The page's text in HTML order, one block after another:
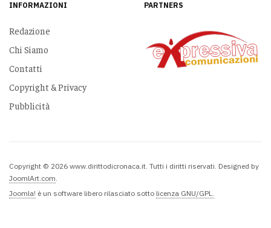
INFORMAZIONI
Redazione
Chi Siamo
Contatti
Copyright & Privacy
Pubblicità
PARTNERS
Copyright © 2026 www.dirittodicronaca.it. Tutti i diritti riservati. Designed by
JoomlArt.com
Joomla! è un software libero rilasciato sotto licenza GNU/GPL.